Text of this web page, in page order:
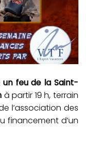
un feu de la Saint-
à partir 19 h, terrain
l’association des
financement d’un